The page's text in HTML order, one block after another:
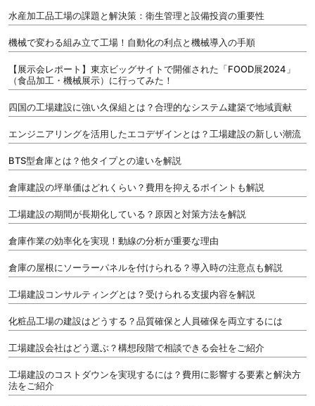
水産加工品工場の課題と解決策：衛生管理と設備投資の重要性
機械で変わる組み立て工場！自動化の利点と機械導入の手順
【展示会レポート】東京ビッグサイトで開催された「FOOD展2024」
（食品加工・機械展示）に行ってみた！
四国の工場建設に強い久保組とは？合理的なシステム建築で地域貢献
エンジニアリングを活用したエコデザインとは？工場建設の新しい潮流
BTS型倉庫とは？他タイプとの違いを解説
倉庫建設の坪単価はどれくらい？費用を抑えるポイントも解説
工場建設の期間が長期化している？原因と対策方法を解説
倉庫作業の効率化を実現！動線の分析が重要な理由
倉庫の屋根にソーラーパネルを付けられる？導入時の注意点も解説
工場建設コンサルティングとは？受けられる支援内容を解説
化粧品工場の建設はどうする？品質確保と人員確保を両立するには
工場建設会社はどう選ぶ？構想段階で相談できる会社をご紹介
工場建設のコストダウンを実現するには？費用に影響する要素と解決方
法をご紹介